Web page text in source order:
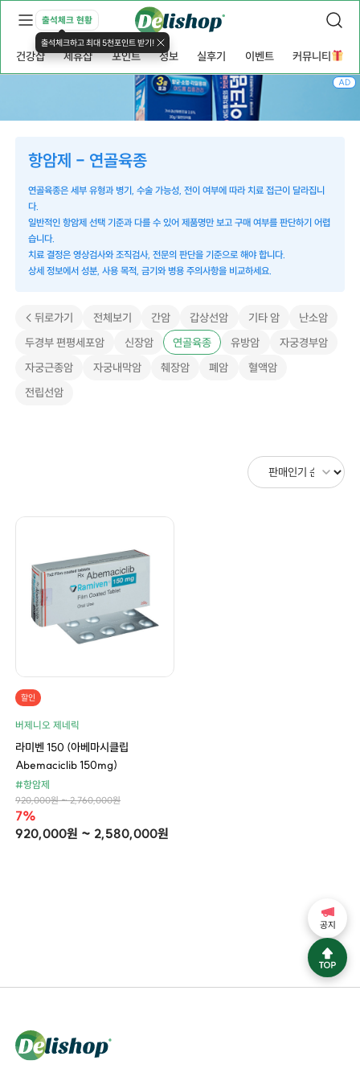
출석체크 현황
출석체크하고 최대 5천포인트 받기!
건강샵 제휴샵 포인트 정보 실후기 이벤트 커뮤니티
항암제 - 연골육종
연골육종은 세부 유형과 병기, 수술 가능성, 전이 여부에 따라 치료 접근이 달라집니
다.
일반적인 항암제 선택 기준과 다를 수 있어 제품명만 보고 구매 여부를 판단하기 어렵
습니다.
치료 결정은 영상검사와 조직검사, 전문의 판단을 기준으로 해야 합니다.
상세 정보에서 성분, 사용 목적, 금기와 병용 주의사항을 비교하세요.
< 뒤로가기 전체보기 간암 갑상선암 기타 암
난소암
두경부 편평세포암
신장암 연골육종 유방암
자궁경부암
자궁근종암
자궁내막암 췌장암 폐암
혈액암
전립선암
할인
버제니오 제네릭
라미벤 150 (아베마시클립
Abemaciclib 150mg)
#항암제
920,000원 ~ 2,760,000원
7%
920,000원 ~ 2,580,000원
AD
공지